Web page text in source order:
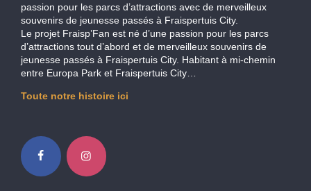
passion pour les parcs d’attractions avec de merveilleux
souvenirs de jeunesse passés à Fraispertuis City.
Le projet Fraisp’Fan est né d’une passion pour les parcs
d’attractions tout d’abord et de merveilleux souvenirs de
jeunesse passés à Fraispertuis City. Habitant à mi-chemin
entre Europa Park et Fraispertuis City…
Toute notre histoire ici